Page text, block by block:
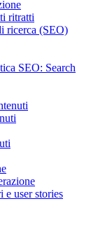
ritratti
ricerca (SEO)
SEO: Search
e user stories